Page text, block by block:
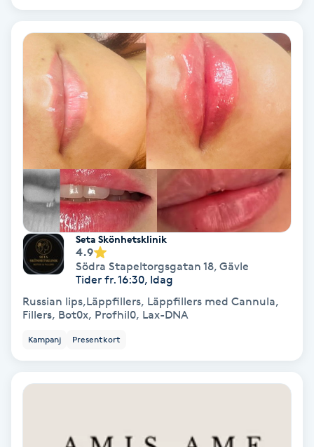
Healing
Herrklippning
HIFU
Hollywood Peel
Hot Stone Massage
Hot yoga
Hudföryngring
Huduppstramning
Hudvård
Hyaluronsyra
Seta Skönhetsklinik
4.9
Södra Stapeltorgsgatan 18, Gävle
Tider fr. 16:30, Idag
Russian lips,Läppfillers, Läppfillers med Cannula,
Fillers, Bot0x, Profhil0, Lax-DNA
Kampanj Presentkort